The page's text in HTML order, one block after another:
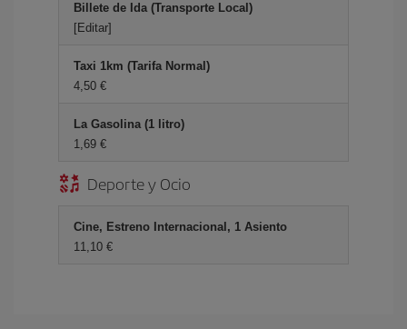
Billete de Ida (Transporte Local)
[Editar]
Taxi 1km (Tarifa Normal)
4,50
La Gasolina (1 litro)
1,69
Deporte y Ocio
Cine, Estreno Internacional, 1 Asiento
11,10